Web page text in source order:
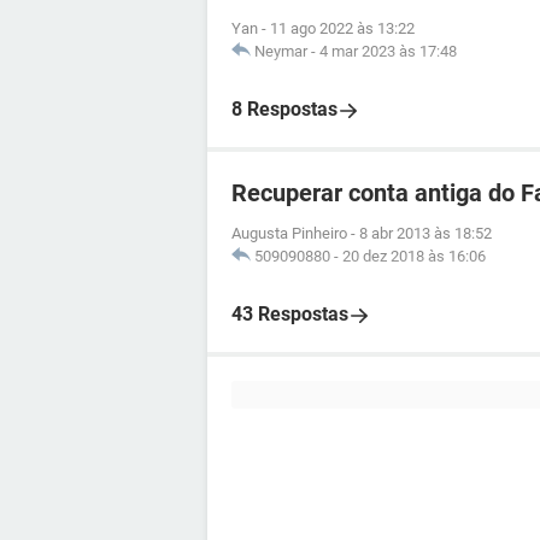
Yan - 11 ago 2022 às 13:22
Neymar - 4 mar 2023 às 17:48
8 Respostas
Recuperar conta antiga do
Augusta Pinheiro - 8 abr 2013 às 18:52
509090880 - 20 dez 2018 às 16:06
43 Respostas